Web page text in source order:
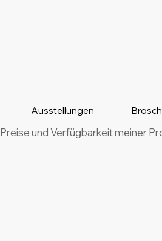
Ausstellungen
Preise und Verfügbarkeit meiner